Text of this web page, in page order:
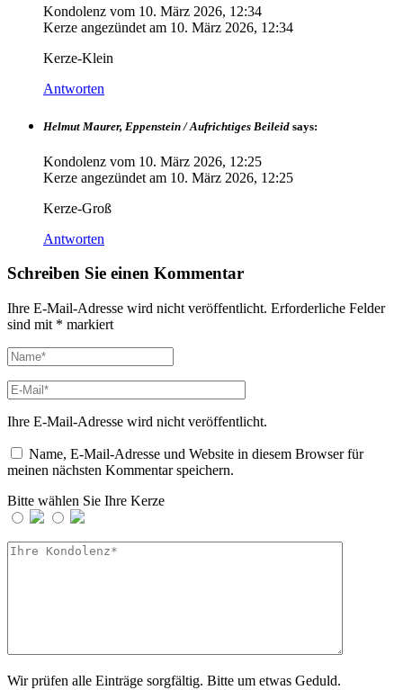
Kondolenz vom 10. März 2026, 12:34
Kerze angezündet am 10. März 2026, 12:34
Kerze-Klein
Antworten
Helmut Maurer, Eppenstein / Aufrichtiges Beileid says:
Kondolenz vom 10. März 2026, 12:25
Kerze angezündet am 10. März 2026, 12:25
Kerze-Groß
Antworten
Schreiben Sie einen Kommentar
Ihre E-Mail-Adresse wird nicht veröffentlicht. Erforderliche Felder
sind mit * markiert
Ihre E-Mail-Adresse wird nicht veröffentlicht.
Name, E-Mail-Adresse und Website in diesem Browser für
meinen nächsten Kommentar speichern.
Bitte wählen Sie Ihre Kerze
Wir prüfen alle Einträge sorgfältig. Bitte um etwas Geduld.